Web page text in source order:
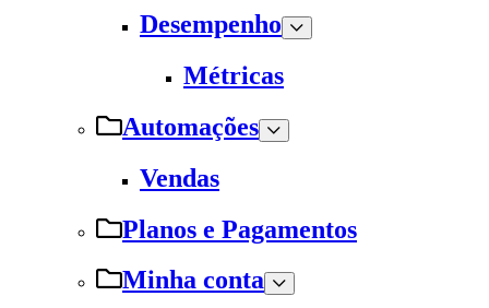
Desempenho
Métricas
Automações
Vendas
Planos e Pagamentos
Minha conta